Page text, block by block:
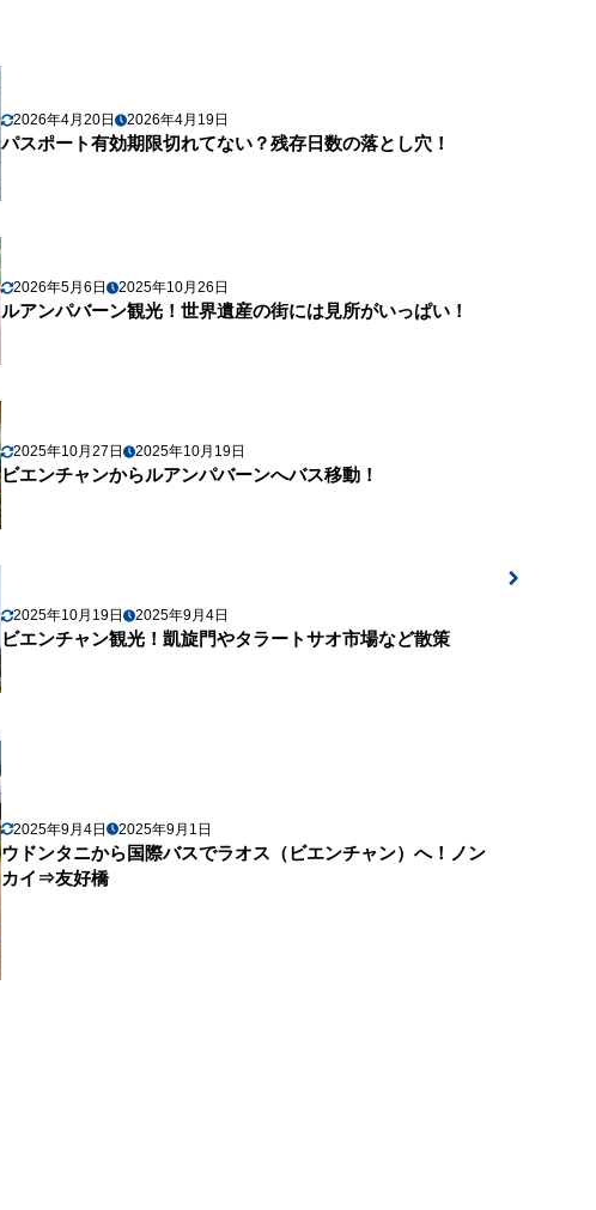
2026年4月20日 2026年4月19日
パスポート有効期限切れてない？残存日数の落とし穴！
2026年5月6日 2025年10月26日
ルアンパバーン観光！世界遺産の街には見所がいっぱい！
2025年10月27日 2025年10月19日
ビエンチャンからルアンパバーンへバス移動！
2025年10月19日 2025年9月4日
ビエンチャン観光！凱旋門やタラートサオ市場など散策
2025年9月4日 2025年9月1日
ウドンタニから国際バスでラオス（ビエンチャン）へ！ノン
カイ⇒友好橋